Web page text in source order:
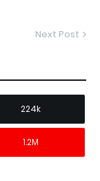
Next Post
224k
1.2M